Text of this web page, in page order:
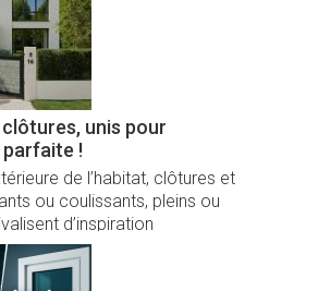
unis pour
parfaite !
de l’habitat, clôtures et
ou coulissants, pleins ou
d’inspiration